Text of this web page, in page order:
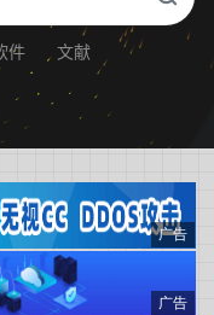
件 文献